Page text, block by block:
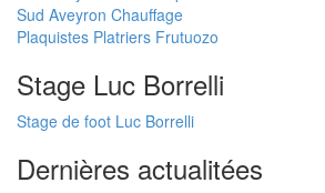
Sud Aveyron Chauffage
Plaquistes Platriers Frutuozo
Stage Luc Borrelli
Stage de foot Luc Borrelli
Dernières actualitées